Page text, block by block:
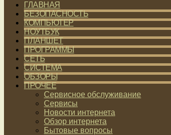
ГЛАВНАЯ
БЕЗОПАСНОСТЬ
КОМПЬЮТЕР
НОУТБУК
ПЛАНШЕТ
ПРОГРАММЫ
СЕТЬ
СИСТЕМА
ОБЗОРЫ
ПРОЧЕЕ
Сервисное обслуживание
Сервисы
Новости интернета
Обзор интернета
Бытовые вопросы